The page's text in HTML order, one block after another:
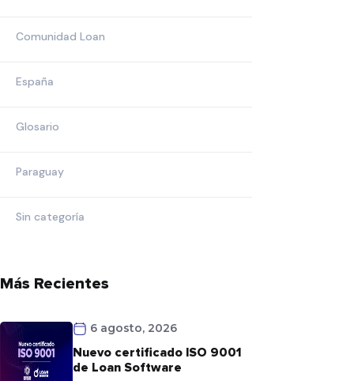
Comunidad Loan
España
Glosario
Paraguay
Sin categoría
Más Recientes
6 agosto, 2026
Nuevo certificado ISO 9001
de Loan Software